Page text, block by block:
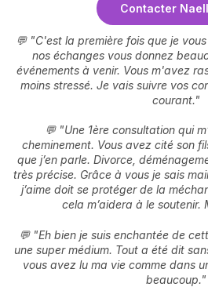
Contacter
💬 "C'est la première fois que je
nos échanges vous donnez
événements à venir. Vous m'avez
moins stressé. Je vais suivre vos
courant."
💬 "Une 1ère consultation qui
cheminement. Vous avez cité son
que j’en parle. Divorce,
très précise. Grâce à vous je sais
j’aime doit se protéger de la
cela m’aidera à le soutenir.
💬 "Eh bien je suis enchantée de
une super médium. Tout a été dit
vous avez lu ma vie comme dans
beaucoup."